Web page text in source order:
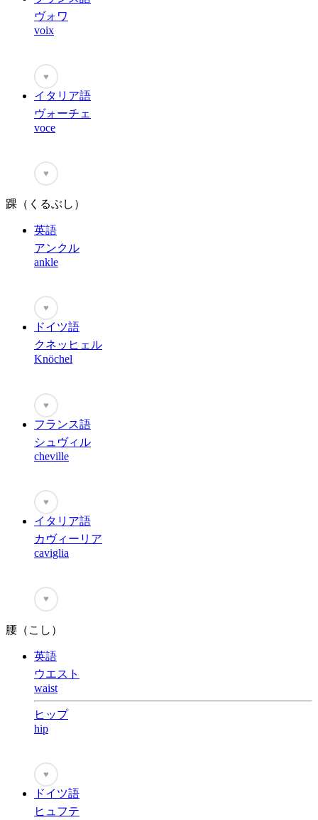
ヴォワ
voix
♥
イタリア語
ヴォーチェ
voce
♥
踝（くるぶし）
英語
アンクル
ankle
♥
ドイツ語
クネッヒェル
Knöchel
♥
フランス語
シュヴィル
cheville
♥
イタリア語
カヴィーリア
caviglia
♥
腰（こし）
英語
ウエスト
waist
ヒップ
hip
♥
ドイツ語
ヒュフテ